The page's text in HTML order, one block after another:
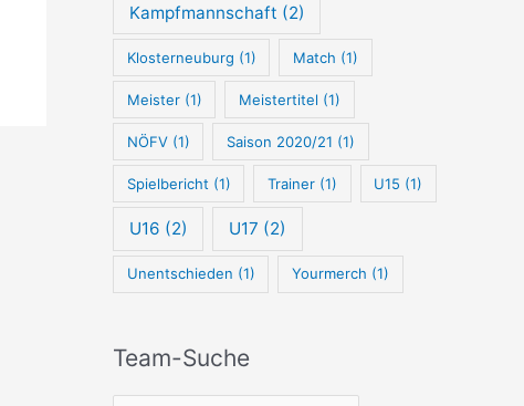
Kampfmannschaft (2)
Klosterneuburg (1) Match (1)
Meister(1) Meistertitel (1)
NÖFV(1) Saison 2020/21 (1)
Spielbericht (1) Trainer (1) U15 (1)
U16 (2) U17 (2)
Unentschieden (1) Yourmerch (1)
Team-Suche